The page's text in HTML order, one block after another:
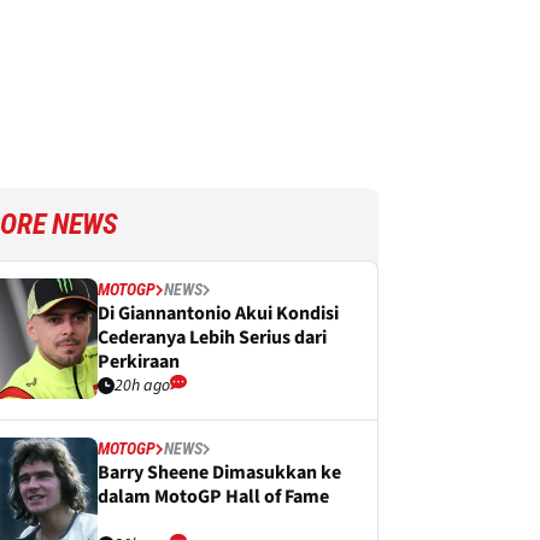
NEWS
MOTOGP NEWS
Di Giannantonio Akui Kondisi
Cederanya Lebih Serius dari
Perkiraan
20h ago
MOTOGP NEWS
Barry Sheene Dimasukkan ke
dalam MotoGP Hall of Fame